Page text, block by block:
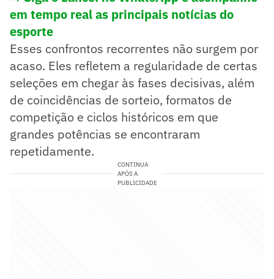
em tempo real as principais notícias do
esporte
Esses confrontos recorrentes não surgem por
acaso. Eles refletem a regularidade de certas
seleções em chegar às fases decisivas, além
de coincidências de sorteio, formatos de
competição e ciclos históricos em que
grandes potências se encontraram
repetidamente.
CONTINUA
APÓS A
PUBLICIDADE